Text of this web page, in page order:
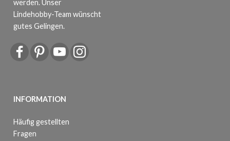
werden. Unser
Lindehobby-Team wünscht
gutes Gelingen.
INFORMATION
Häufig gestellten
Fragen